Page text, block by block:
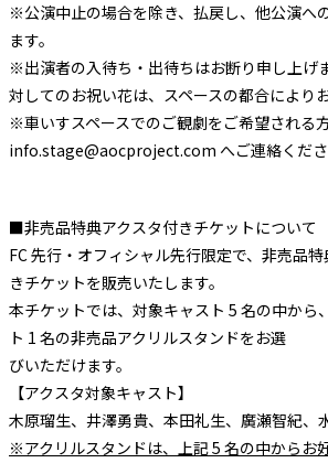
※公演中止の場合を除き、払戻し、他公演へ
ます。
※出演者の入待ち・出待ちはお断り申し上げ
対してのお祝い花は、スペースの都合により
※車いすスペースでのご観劇をご希望される
info.stage@aocproject.com へご連絡くださ
■⾮売品特典アクスタ付きチケットについて
FC 先⾏・オフィシャル先⾏限定で、⾮売品
きチケットを販売いたします。
本チケットでは、対象キャスト 5 名の中から
ト 1 名の⾮売品アクリルスタンドをお選
びいただけます。
【アクスタ対象キャスト】
⽊原瑠⽣、井澤勇貴、本⽥礼⽣、廣瀬智紀、
※アクリルスタンドは、上記 5 名の中からお